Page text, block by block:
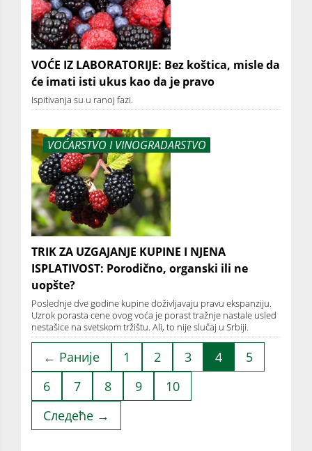
VOĆE IZ LABORATORIJE: Bez koštica, misle da
će imati isti ukus kao da je pravo
Ispitivanja su u ranoj fazi.
VOĆARSTVO I VINOGRADARSTVO
TRIK ZA UZGAJANJE KUPINE I NJENA
ISPLATIVOST: Porodično, organski ili ne
uopšte?
Poslednje dve godine kupine doživljavaju pravu ekspanziju.
Uzrok porasta cene ovog voća je porast tražnje nastale usled
nestašice na svetskom tržištu. Ali, to nije slučaj u Srbiji.
← Раније 1 2 3 4
5
6
7 8 9
10
Следеће →